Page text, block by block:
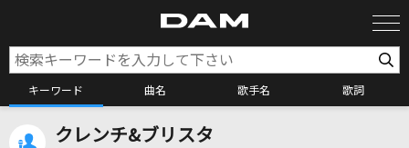
キーワード 曲名 歌手名 歌詞
カラオケ検索
クレンチ&ブリスタ